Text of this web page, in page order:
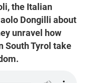
the Italian
Dongilli about
unravel how
South Tyrol take